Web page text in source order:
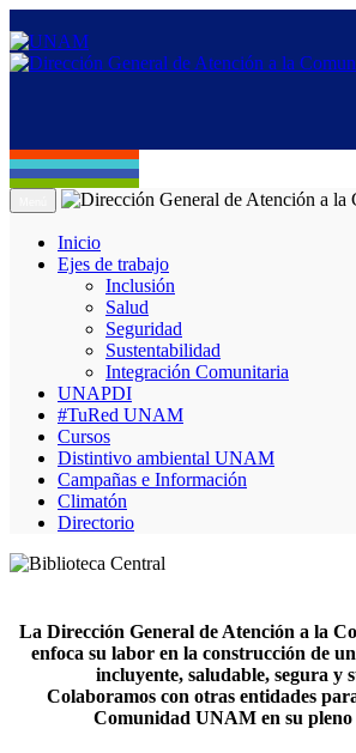
Inicio
Ejes de trabajo
Inclusión
Salud
Seguridad
Sustentabilidad
Integración Comunitaria
UNAPDI
#TuRed UNAM
Cursos
Distintivo ambiental UNAM
Campañas e Información
Climatón
Directorio
La Dirección General de Atención a la
enfoca su labor en la construcción de
incluyente, saludable, segura y
Colaboramos con otras entidades
Comunidad UNAM en su